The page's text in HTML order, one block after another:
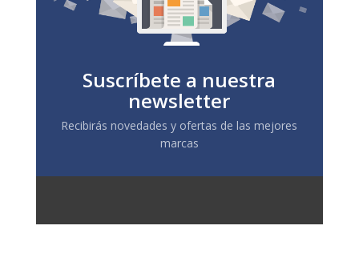
Suscríbete a nuestra
newsletter
Recibirás novedades y ofertas de las mejores
marcas